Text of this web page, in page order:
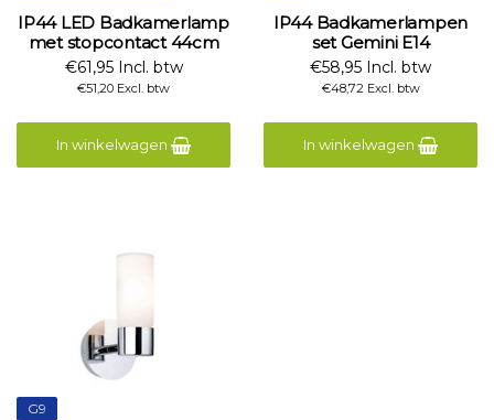
IP44 LED Badkamerlamp
met stopcontact 44cm
€61,95 Incl. btw
€51,20 Excl. btw
In winkelwagen
IP44 Badkamerlampen
set Gemini E14
€58,95 Incl. btw
€48,72 Excl. btw
In winkelwagen
G9